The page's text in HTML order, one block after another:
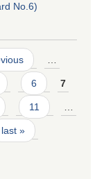
No.6)
6 7
11
last »